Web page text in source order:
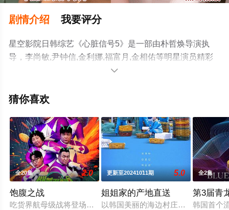
剧情介绍 我要评分
星空影院日韩综艺《心脏信号5》是一部由朴哲焕导演执
导，李尚敏,尹钟信,金利娜,福富月,金相佑等明星演员精彩
演绎的韩国综艺，大结局剧情已揭晓（1-16全集），手机
多相关信息可移步至豆瓣综艺、电视猫或剧情网等平台了

猜你喜欢
全20集 2.0
饱腹之战
吃货界航母级战将登场！六位名人展开卡路里的爆笑对决，
更新至20241011期 5.0
姐姐家的产地直送
以韩国美丽的海边村庄为背景的新综
全2集
第3届青
韩国首个